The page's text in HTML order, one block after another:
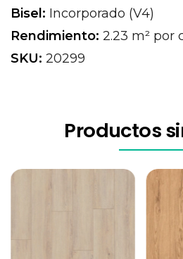
Bisel: Incorporado (V4)
Rendimiento: 2.23 m² por
SKU: 20299
Productos